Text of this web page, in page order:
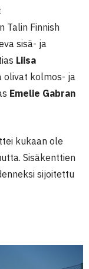
Talin Finnish
sisä- ja
Liisa
olivat kolmos- ja
Emelie Gabran
kukaan ole
Sisäkenttien
sijoitettu